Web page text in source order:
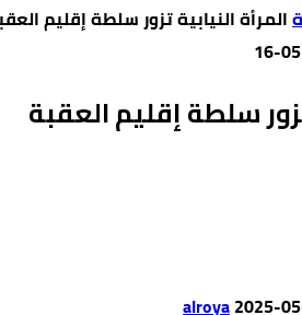
المرأة النيابية تزور سلطة إقليم
سلطة إقليم العقبة
alroya2025-